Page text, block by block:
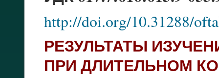
http://doi.org/10.31288/
РЕЗУЛЬТАТЫ
ПРИ ДЛИТЕЛЬНОМ